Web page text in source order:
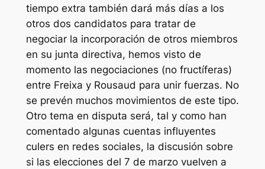
tiempo extra también dará más días a los
otros dos candidatos para tratar de
negociar la incorporación de otros miembros
en su junta directiva, hemos visto de
momento las negociaciones (no fructíferas)
entre Freixa y Rousaud para unir fuerzas. No
se prevén muchos movimientos de este tipo.
Otro tema en disputa será, tal y como han
comentado algunas cuentas influyentes
culers en redes sociales, la discusión sobre
si las elecciones del 7 de marzo vuelven a